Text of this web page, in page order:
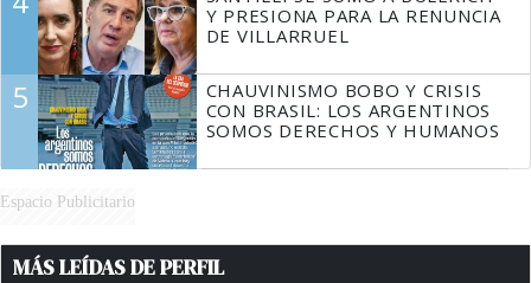
Y PRESIONA PARA LA RENUNCIA
DE VILLARRUEL
5
CHAUVINISMO BOBO Y CRISIS
CON BRASIL: LOS ARGENTINOS
SOMOS DERECHOS Y HUMANOS
Espacio Publicitario
MÁS LEÍDAS DE PERFIL